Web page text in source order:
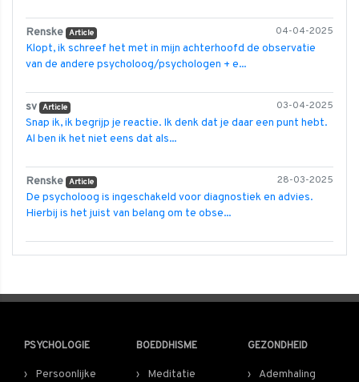
04-04-2025
Renske Article
Klopt, ik schreef het met in mijn achterhoofd de observatie
van de andere psycholoog/psychologen + e...
03-04-2025
sv Article
Snap ik, ik begrijp je reactie. Ik denk dat je daar een punt hebt.
Al ben ik het niet eens dat als...
28-03-2025
Renske Article
De psycholoog is ingeschakeld voor diagnostiek en advies.
Hierbij is het juist van belang om te obse...
PSYCHOLOGIE
Persoonlijke
BOEDDHISME
Meditatie
GEZONDHEID
Ademhaling